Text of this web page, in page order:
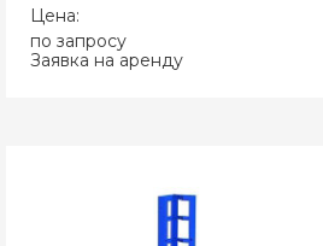
Цена:
по запросу
Заявка на аренду